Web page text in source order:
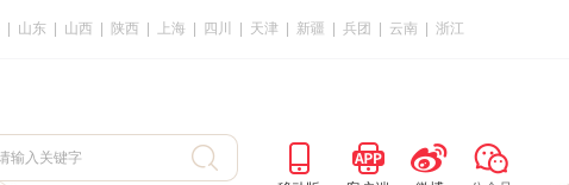
山东 山西 陕西 上海 四川 天津 新疆 兵团 云南 浙江